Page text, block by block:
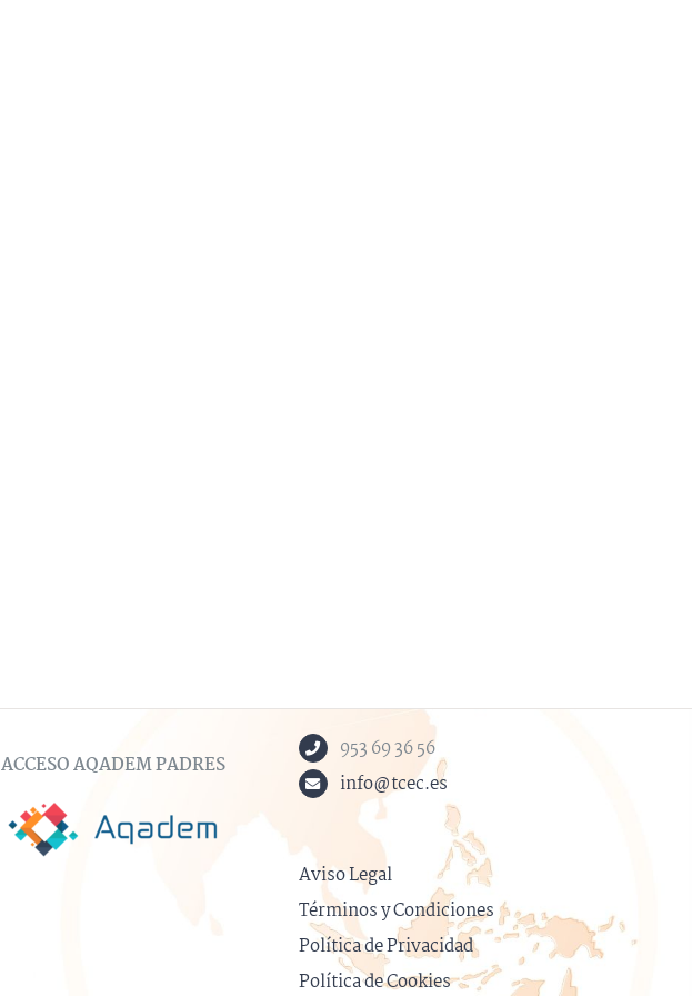
ACCESO AQADEM PADRES
953 69 36 56
info@tcec.es
Aviso Legal
Términos y Condiciones
Política de Privacidad
Política de Cookies